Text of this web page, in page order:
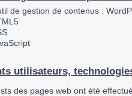
de gestion de contenus :
utilisateurs,
des pages web ont été